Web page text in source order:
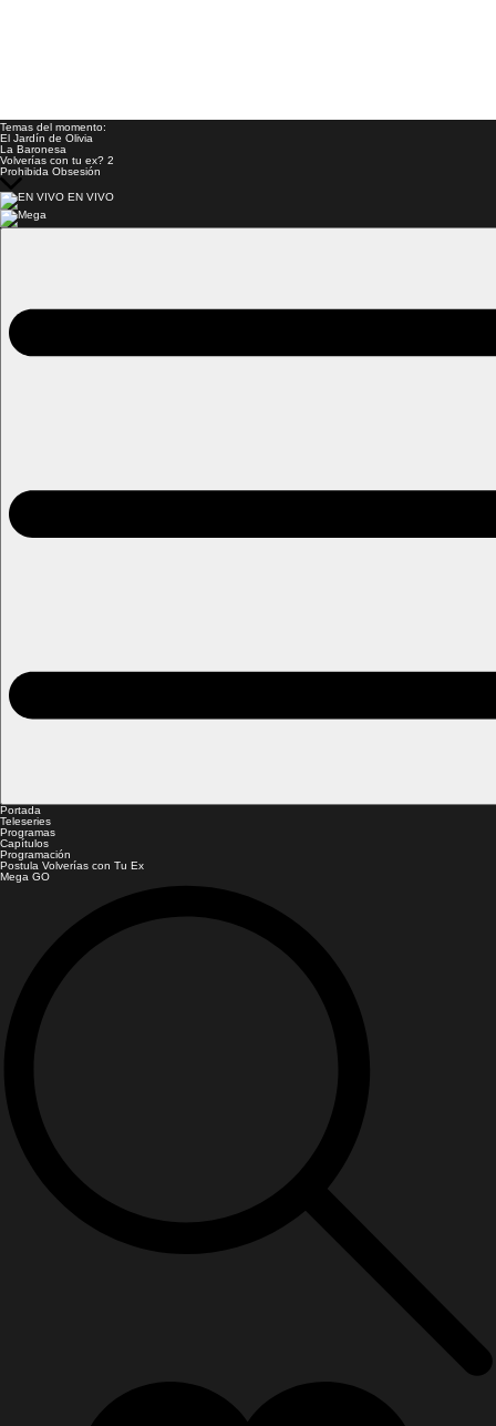
Temas del momento:
El Jardín de Olivia
La Baronesa
Volverías con tu ex? 2
Prohibida Obsesión
EN VIVO
Portada
Teleseries
Programas
Capítulos
Programación
Postula Volverías con Tu Ex
Mega GO